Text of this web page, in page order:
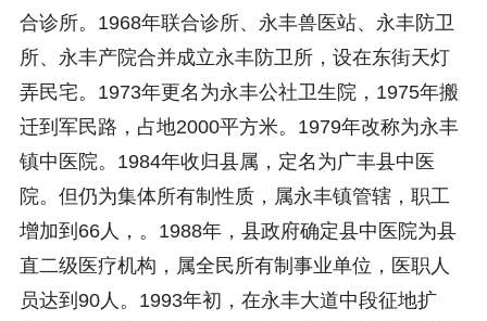
合诊所。1968年联合诊所、永丰兽医站、永丰防卫
所、永丰产院合并成立永丰防卫所，设在东街天灯
弄民宅。1973年更名为永丰公社卫生院，1975年搬
迁到军民路，占地2000平方米。1979年改称为永丰
镇中医院。1984年收归县属，定名为广丰县中医
院。但仍为集体所有制性质，属永丰镇管辖，职工
增加到66人，。1988年，县政府确定县中医院为县
直二级医疗机构，属全民所有制事业单位，医职人
员达到90人。1993年初，在永丰大道中段征地扩